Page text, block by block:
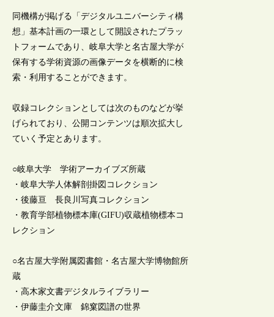
同機構が掲げる「デジタルユニバーシティ構
想」基本計画の一環として開設されたプラッ
トフォームであり、岐阜大学と名古屋大学が
保有する学術資源の画像データを横断的に検
索・利用することができます。
収録コレクションとしては次のものなどが挙
げられており、公開コンテンツは順次拡大し
ていく予定とあります。
○岐阜大学 学術アーカイブズ所蔵
・岐阜大学人体解剖掛図コレクション
・後藤亘 長良川写真コレクション
・教育学部植物標本庫(GIFU)収蔵植物標本コ
レクション
○名古屋大学附属図書館・名古屋大学博物館所
蔵
・高木家文書デジタルライブラリー
・伊藤圭介文庫 錦窠図譜の世界